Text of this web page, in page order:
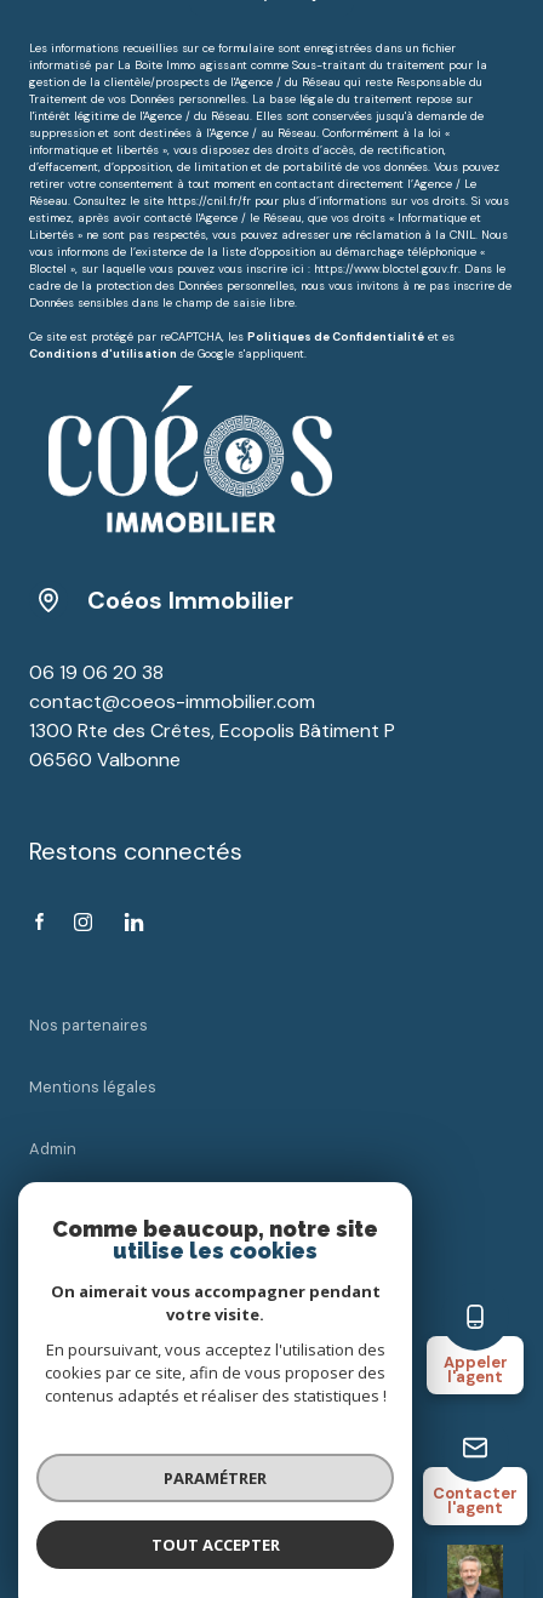
LAURENT FLORY
Appeler
l'agent
Contacter
l'agent
Les informations recueillies sur ce formulaire sont enregistrées dans un fichier
informatisé par La Boite Immo agissant comme Sous-traitant du traitement pour la
gestion de la clientèle/prospects de l'Agence / du Réseau qui reste Responsable du
Traitement de vos Données personnelles. La base légale du traitement repose sur
l'intérêt légitime de l'Agence / du Réseau. Elles sont conservées jusqu'à demande de
suppression et sont destinées à l'Agence / au Réseau. Conformément à la loi «
informatique et libertés », vous disposez des droits d’accès, de rectification,
d’effacement, d’opposition, de limitation et de portabilité de vos données. Vous pouvez
retirer votre consentement à tout moment en contactant directement l’Agence / Le
Réseau. Consultez le site https://cnil.fr/fr pour plus d’informations sur vos droits. Si vous
estimez, après avoir contacté l'Agence / le Réseau, que vos droits « Informatique et
Libertés » ne sont pas respectés, vous pouvez adresser une réclamation à la CNIL. Nous
vous informons de l’existence de la liste d'opposition au démarchage téléphonique «
Bloctel », sur laquelle vous pouvez vous inscrire ici : https://www.bloctel.gouv.fr. Dans le
cadre de la protection des Données personnelles, nous vous invitons à ne pas inscrire de
Données sensibles dans le champ de saisie libre.
Ce site est protégé par reCAPTCHA, les Politiques de Confidentialité et es
Conditions d'utilisation de Google s'appliquent.
Coéos Immobilier
06 19 06 20 38
contact@coeos-immobilier.com
1300 Rte des Crêtes, Ecopolis Bâtiment P
06560 Valbonne
Restons connectés
Nos partenaires
Mentions légales
Admin
Réalisé par
Comme beaucoup, notre site
utilise les cookies
On aimerait vous accompagner pendant
votre visite.
En poursuivant, vous acceptez l'utilisation des
cookies par ce site, afin de vous proposer des
contenus adaptés et réaliser des statistiques !
PARAMÉTRER
TOUT ACCEPTER